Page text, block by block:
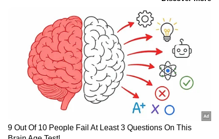
വാറണ്ടിയുള്ള ഉല്‍പ്പന്നങ്ങളുടെ കാലാവധി
ഒന്നോ രണ്ടോ വര്‍ഷത്തേക്ക് നീട്ടുന്നതിന്
പരിരക്ഷ ലഭിക്കും
4. ഉല്‍പ്പന്നങ്ങള്‍ തിരിച്ചു നല്‍കല്‍
അത് തിരിച്ചെടുത്തില്ലെങ്കില്‍ പോലും അത്